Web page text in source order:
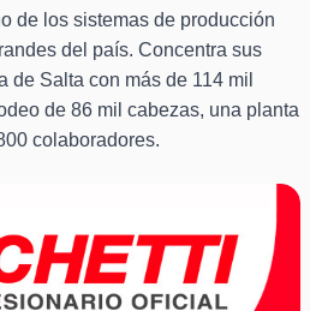
de los sistemas de producción
del país. Concentra sus
de Salta con más de 114 mil
de 86 mil cabezas, una planta
colaboradores.